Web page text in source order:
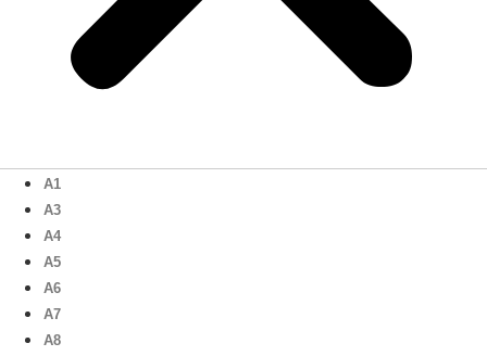
A1
A3
A4
A5
A6
A7
A8